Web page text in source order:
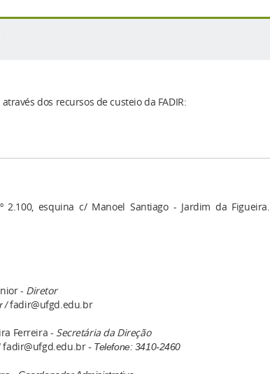
dos recursos de custeio da FADIR:
2.100, esquina c/ Manoel Santiago - Jardim da
- Diretor
/fadir@ufgd.edu.br
Ferreira - Secretária da Direção
fadir@ufgd.edu.br- Telefone: 3410-2460